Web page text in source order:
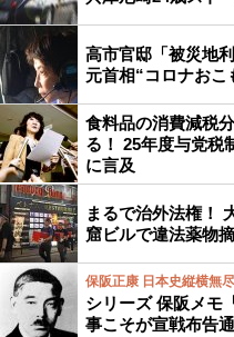
高市官邸「被災地
元首相“コロナお
食料品の消費減税
る！ 25年度与党税
に言及
まるで治外法権！
窟ビルで違法薬物
保阪正康 日本史縦横無尽
シリーズ 保阪メモ
事こそが宣戦布告